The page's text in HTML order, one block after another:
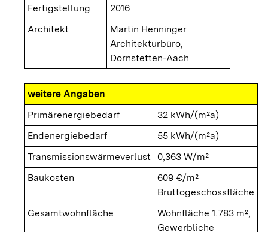
Fertigstellung
2016
Architekt
Martin Henninger
Architekturbüro,
Dornstetten-Aach
weitere Angaben
Primärenergiebedarf
32 kWh/(m²a)
Endenergiebedarf
55 kWh/(m²a)
Transmissionswärmeverlust
0,363 W/m²
Baukosten
609 €/m²
Bruttogeschossfläche
Gesamtwohnfläche
Wohnfläche 1.783 m²,
Gewerbliche